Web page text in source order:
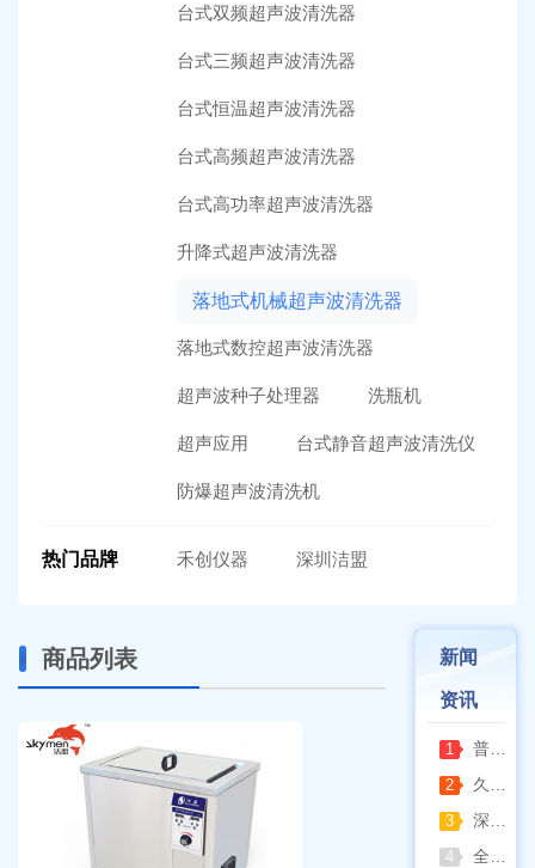
台式双频超声波清洗器
台式三频超声波清洗器
台式恒温超声波清洗器
台式高频超声波清洗器
台式高功率超声波清洗器
升降式超声波清洗器
落地式机械超声波清洗器
落地式数控超声波清洗器
超声波种子处理器 洗瓶机
超声应用 台式静音超声波清洗仪
防爆超声波清洗机
热门品牌 禾创仪器 深圳洁盟
商品列表 新闻
资讯
1 普通烘箱和耐腐蚀烘箱区分
2 久兴医疗高压蒸汽灭菌器：制药科研灭菌的可靠之选
3 深那静音超声波清洗仪：科研洁净新标准，安静高效更安心
4 全自动凯氏定氮仪测定焦炭中氮 上海纤检助力焦化行业精准检测